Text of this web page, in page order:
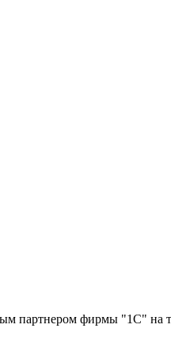
фирмы "1С" на